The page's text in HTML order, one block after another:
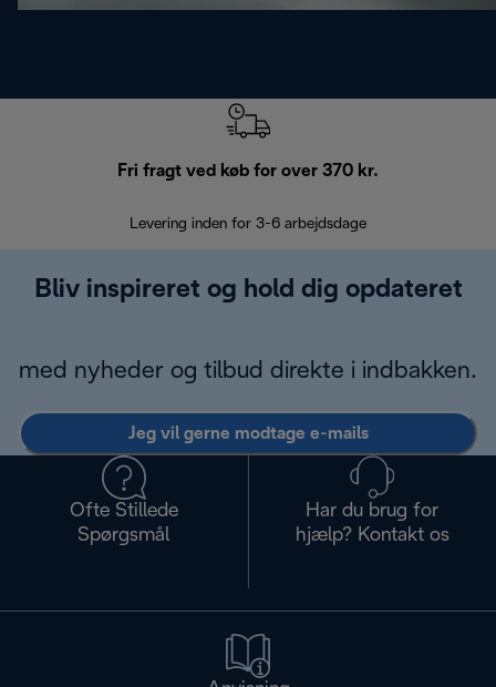
Fri fragt ved køb for over 370 kr.
Levering inden for 3-6 arbejdsdage
Bliv inspireret og hold dig opdateret
med nyheder og tilbud direkte i indbakken.
Jeg vil gerne modtage e-mails
Ofte Stillede
Spørgsmål
Har du brug for
hjælp? Kontakt os